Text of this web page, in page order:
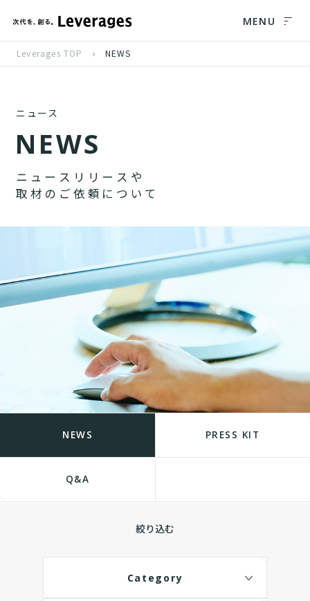
MENU
Leverages TOP NEWS
ニュース
NEWS
ニ ュ ー ス リ リ ー ス や
取 材 の ご 依 頼 に つ い て
NEWS PRESS KIT
Q&A
絞り込む
Category